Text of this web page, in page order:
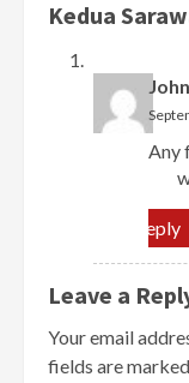
Kedua
John
Any
Reply
Leave a
Your email
fields are marked